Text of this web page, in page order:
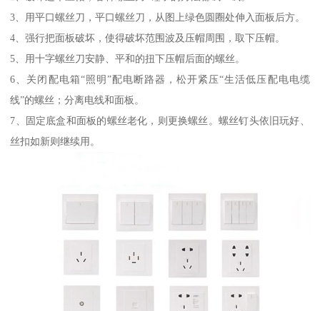
3、用平口螺丝刀，平口螺丝刀，从图上绿色圆圈处伸入面板后方。
4、强行把面板破坏，使得破坏范围波及压帽周围，取下压帽。
5、用十字螺丝刀安静、平和的扭下压帽后面的螺丝。
6、关闭配电箱“照明”配电断路器，松开紧压“生活低压配电电缆
线”的螺丝；分离电线和面板。
7、固定底盒和面板的螺丝老化，则更换螺丝。螺丝钉头依旧玩好、
丝扣如新则继续用。